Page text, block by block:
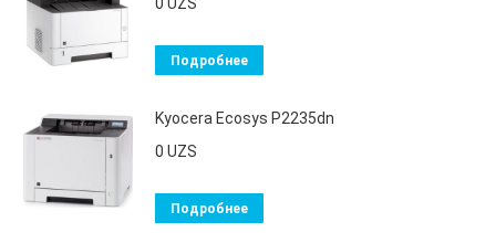
Подробнее
Kyocera Ecosys P2235dn
0 UZS
Подробнее